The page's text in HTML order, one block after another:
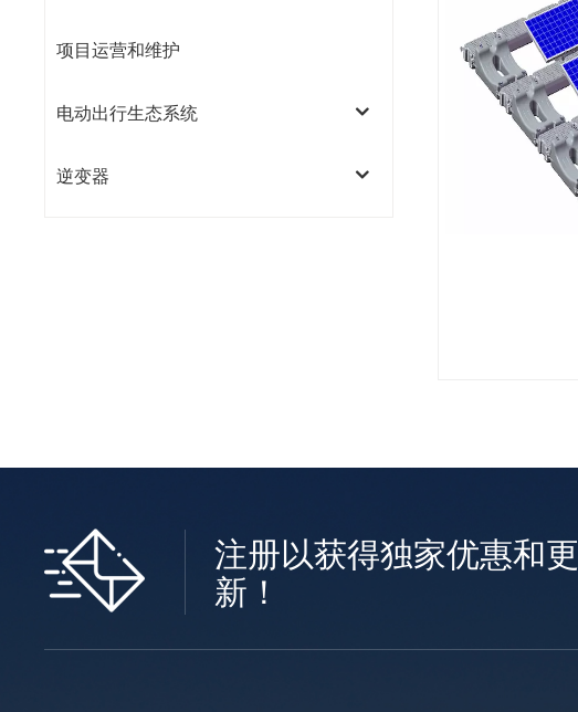
项目运营和维护
电动出行生态系统
逆变器
注册以获得独家优惠和更
新！